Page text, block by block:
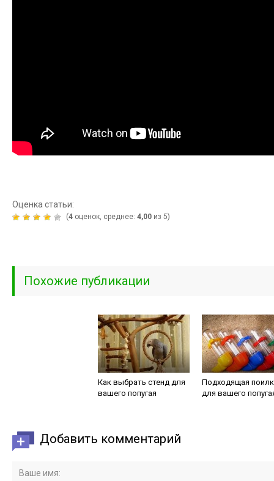
Оценка статьи:
(4оценок, среднее: 4,00из 5)
Похожие публикации
Как выбрать стенд для
вашего попугая
Подходящая
для вашего
Добавить комментарий